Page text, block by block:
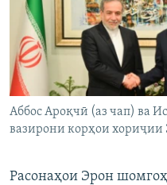
Аббос Ароқчӣ (аз чап) ва
вазирони корҳои хориҷии
Расонаҳои Эрон